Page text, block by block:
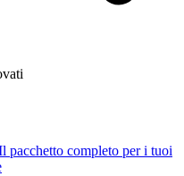
pacchetto completo per i tuoi